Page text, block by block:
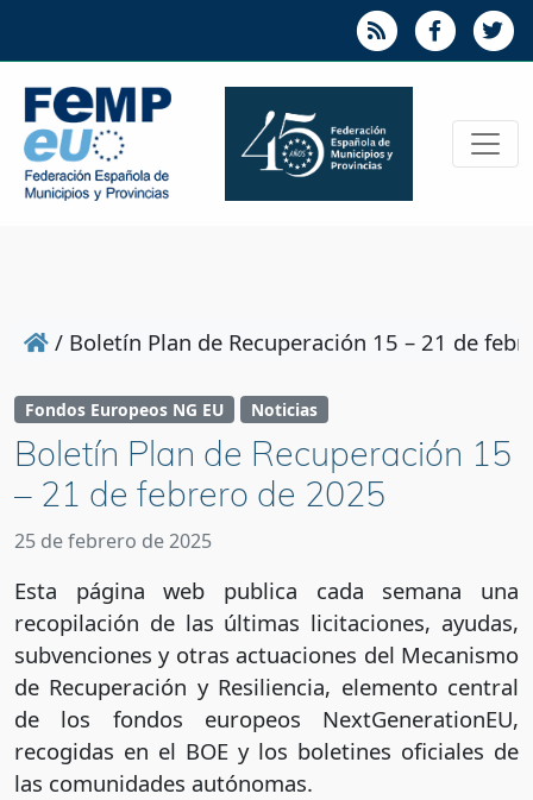
/ Boletín Plan de Recuperación 15 – 21 de
Fondos Europeos NG EU Noticias
Boletín Plan de Recuperación 15
– 21 de febrero de 2025
25 de febrero de 2025
Esta página web publica cada semana una
recopilación de las últimas licitaciones, ayudas,
subvenciones y otras actuaciones del Mecanismo
de Recuperación y Resiliencia, elemento central
de los fondos europeos NextGenerationEU,
recogidas en el BOE y los boletines oficiales de
las comunidades autónomas.